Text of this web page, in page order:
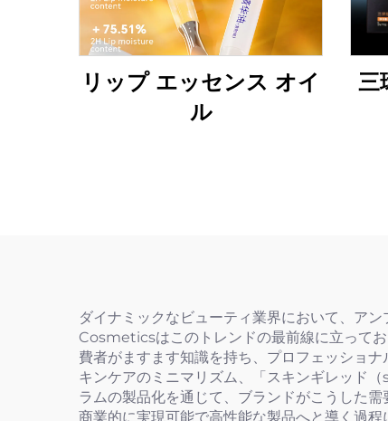
リップ エッセンス オイ
ル
三
ダイナミックなビューティ業界において、ア
Cosmeticsはこのトレンドの最前線に立って
費者がますます知識を持ち、プロフェッショ
キンケアのミニマリズム、「スキンギレッド
ラムの製品化を通じて、ブランドがこうした
商業的に実現可能で高性能な製品へと導く過